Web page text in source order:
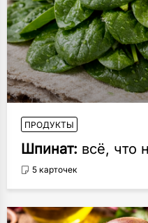
ПРОДУКТЫ
Шпинат: всё, что
5 карточек